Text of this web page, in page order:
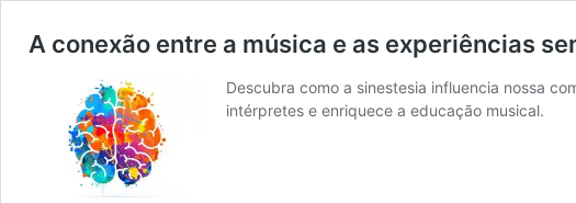
A conexão entre a música e as experiências
Descubra como a sinestesia influencia nossa
intérpretes e enriquece a educação musical.